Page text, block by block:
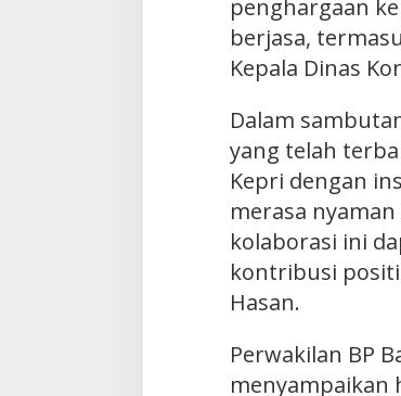
penghargaan
berjasa,
Kepala Dinas
Dalam
yang telah
Kepri dengan
merasa
kolaborasi ini
kontribusi
Hasan.
Perwakilan BP
menyampaikan